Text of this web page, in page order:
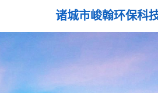
诸城市峻翰环保科